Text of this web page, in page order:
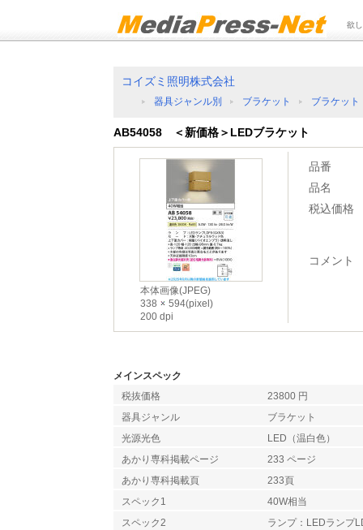
欲
コイズミ照明株式会社
器具ジャンル別 ブラケット ブラケット
AB54058 ＜新価格＞LEDブラケット
本体画像(JPEG)
338
594(pixel)
200 dpi
品番
品名
税込価格
コメント
メインスペック
税抜価格
23800 円
器具ジャンル
ブラケット
光源光色
LED（温白色）
あかり専科掲載ページ
233 ページ
あかり専科掲載頁
233頁
スペック1
40W相当
スペック2
ランプ：LEDランプ